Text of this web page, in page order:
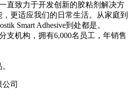
直致力于开发创新的胶粘剂解决方
更适应我们的日常生活。从家庭到
Smart Adhesive到处都是。
支机构，拥有6,000名员工，年销售
司